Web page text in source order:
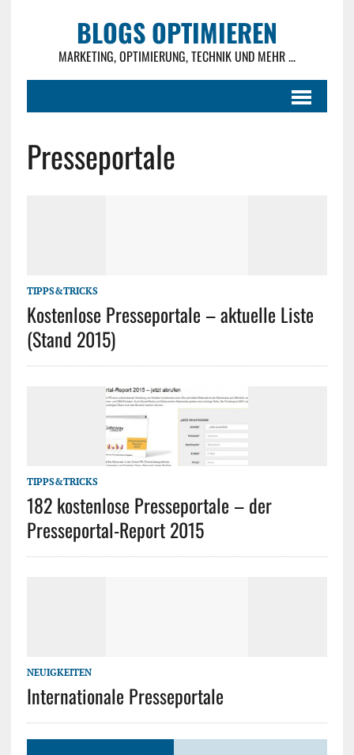
BLOGS OPTIMIEREN
MARKETING, OPTIMIERUNG, TECHNIK UND MEHR ...
Presseportale
TIPPS&TRICKS
Kostenlose Presseportale – aktuelle Liste
(Stand 2015)
TIPPS&TRICKS
182 kostenlose Presseportale – der
Presseportal-Report 2015
NEUIGKEITEN
Internationale Presseportale